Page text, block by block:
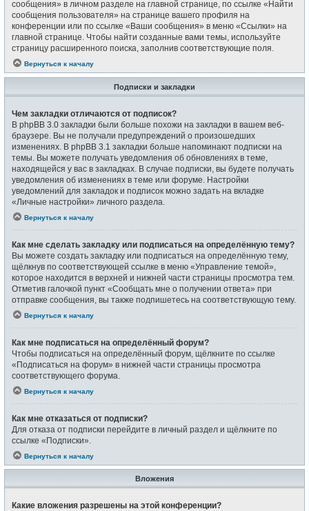
сообщения» в личном разделе на главной странице, по ссылке «Найти
сообщения пользователя» на странице вашего профиля на
конференции или по ссылке «Ваши сообщения» в меню «Ссылки» на
главной странице. Чтобы найти созданные вами темы, используйте
страницу расширенного поиска, заполнив соответствующие поля.
Вернуться к началу
Подписки и закладки
Чем закладки отличаются от подписок?
В phpBB 3.0 закладки были больше похожи на закладки в вашем веб-
браузере. Вы не получали предупреждений о произошедших
изменениях. В phpBB 3.1 закладки больше напоминают подписки на
темы. Вы можете получать уведомления об обновлениях в теме,
находящейся у вас в закладках. В случае подписки, вы будете получать
уведомления об изменениях в теме или форуме. Настройки
уведомлений для закладок и подписок можно задать на вкладке
«Личные настройки» личного раздела.
Вернуться к началу
Как мне сделать закладку или подписаться на определённую тему?
Вы можете создать закладку или подписаться на определённую тему,
щёлкнув по соответствующей ссылке в меню «Управление темой»,
которое находится в верхней и нижней части страницы просмотра тем.
Отметив галочкой пункт «Сообщать мне о получении ответа» при
отправке сообщения, вы также подпишетесь на соответствующую тему.
Вернуться к началу
Как мне подписаться на определённый форум?
Чтобы подписаться на определённый форум, щёлкните по ссылке
«Подписаться на форум» в нижней части страницы просмотра
соответствующего форума.
Вернуться к началу
Как мне отказаться от подписки?
Для отказа от подписки перейдите в личный раздел и щёлкните по
ссылке «Подписки».
Вернуться к началу
Вложения
Какие вложения разрешены на этой конференции?